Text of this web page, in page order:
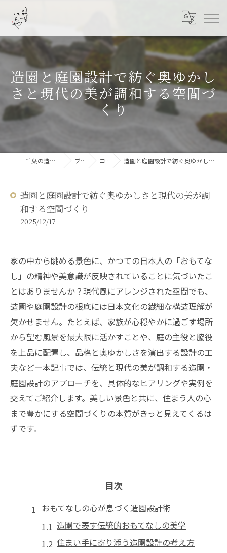
造園と庭園設計で紡ぐ奥ゆかし
さと現代の美が調和する空間づ
くり
千葉の造園なら結ニワ屋 ブログ コラム 造園と庭園設計で紡ぐ奥ゆかしさと現代の美が調和する空間づくり
造園と庭園設計で紡ぐ奥ゆかしさと現代の美が調
和する空間づくり
2025/12/17
家の中から眺める景色に、かつての日本人の「おもてな
し」の精神や美意識が反映されていることに気づいたこ
とはありませんか？現代風にアレンジされた空間でも、
造園や庭園設計の根底には日本文化の繊細な構造理解が
欠かせません。たとえば、家族が心穏やかに過ごす場所
から望む風景を最大限に活かすことや、庭の主役と脇役
を上品に配置し、品格と奥ゆかしさを演出する設計の工
夫など—本記事では、伝統と現代の美が調和する造園・
庭園設計のアプローチを、具体的なヒアリングや実例を
交えてご紹介します。美しい景色と共に、住まう人の心
まで豊かにする空間づくりの本質がきっと見えてくるは
ずです。
目次
おもてなしの心が息づく造園設計術
造園で表す伝統的おもてなしの美学
住まい手に寄り添う造園設計の考え方